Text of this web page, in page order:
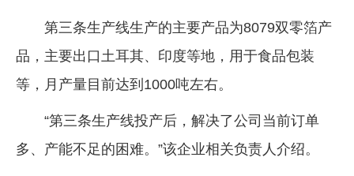
第三条生产线生产的主要产品为8079双零箔产
品，主要出口土耳其、印度等地，用于食品包装
等，月产量目前达到1000吨左右。
“第三条生产线投产后，解决了公司当前订单
多、产能不足的困难。”该企业相关负责人介绍。